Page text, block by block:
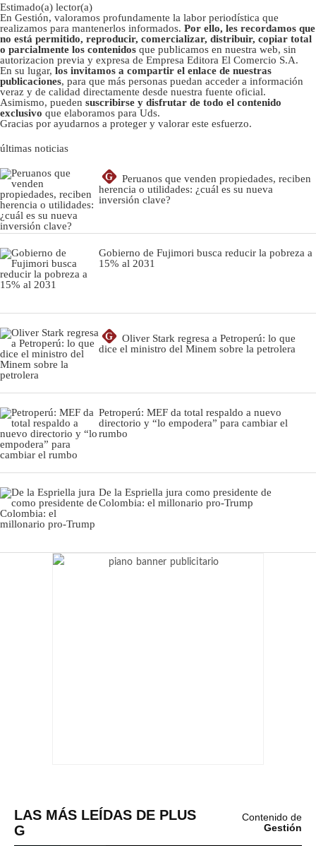
Estimado(a) lector(a)
En Gestión, valoramos profundamente la labor periodística que
realizamos para mantenerlos informados. Por ello, les recordamos que
no está permitido, reproducir, comercializar, distribuir, copiar total
o parcialmente los contenidos que publicamos en nuestra web, sin
autorizacion previa y expresa de Empresa Editora El Comercio S.A.
En su lugar, los invitamos a compartir el enlace de nuestras
publicaciones, para que más personas puedan acceder a información
veraz y de calidad directamente desde nuestra fuente oficial.
Asimismo, pueden suscribirse y disfrutar de todo el contenido
exclusivo que elaboramos para Uds.
Gracias por ayudarnos a proteger y valorar este esfuerzo.
últimas noticias
G
Peruanos que venden propiedades, reciben
herencia o utilidades: ¿cuál es su nueva
inversión clave?
Gobierno de Fujimori busca reducir la pobreza a
15% al 2031
G
Oliver Stark regresa a Petroperú: lo que
dice el ministro del Minem sobre la petrolera
Petroperú: MEF da total respaldo a nuevo
directorio y “lo empodera” para cambiar el
rumbo
De la Espriella jura como presidente de
Colombia: el millonario pro-Trump
LAS MÁS LEÍDAS DE PLUS
G
Contenido de
Gestión